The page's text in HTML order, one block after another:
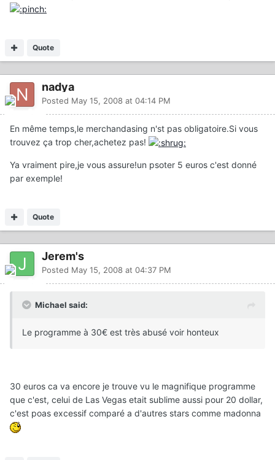
Quote
nadya
Posted May 15, 2008 at 04:14 PM
En même temps,le merchandasing n'st pas obligatoire.Si vous
trouvez ça trop cher,achetez pas!
Ya vraiment pire,je vous assure!un psoter 5 euros c'est donné
par exemple!
Quote
Jerem's
Posted May 15, 2008 at 04:37 PM
Michael said:
Le programme à 30€ est très abusé voir honteux
30 euros ca va encore je trouve vu le magnifique programme
que c'est, celui de Las Vegas etait sublime aussi pour 20 dollar,
c'est poas excessif comparé a d'autres stars comme madonna